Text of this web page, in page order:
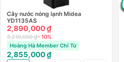
Cây nước nóng lạnh Midea
YD1135AS
2,890,000 ₫
3,210,000 ₫- 10%
Hoàng Hà Member Chỉ Từ
2,855,000 ₫